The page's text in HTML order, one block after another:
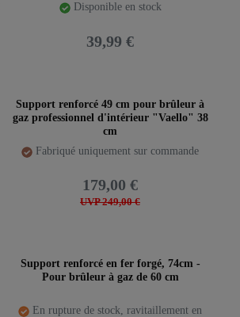
Disponible en stock
39,99 €
Support renforcé 49 cm pour brûleur à
gaz professionnel d'intérieur "Vaello" 38
cm
Fabriqué uniquement sur commande
UVP 249,00 €
179,00 €
Support renforcé en fer forgé, 74cm -
Pour brûleur à gaz de 60 cm
En rupture de stock, ravitaillement en